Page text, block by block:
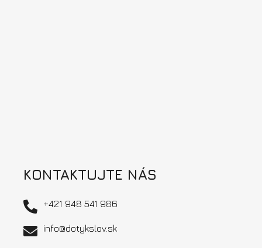
KONTAKTUJTE NÁS
+421 948 541 986
info@dotykslov.sk